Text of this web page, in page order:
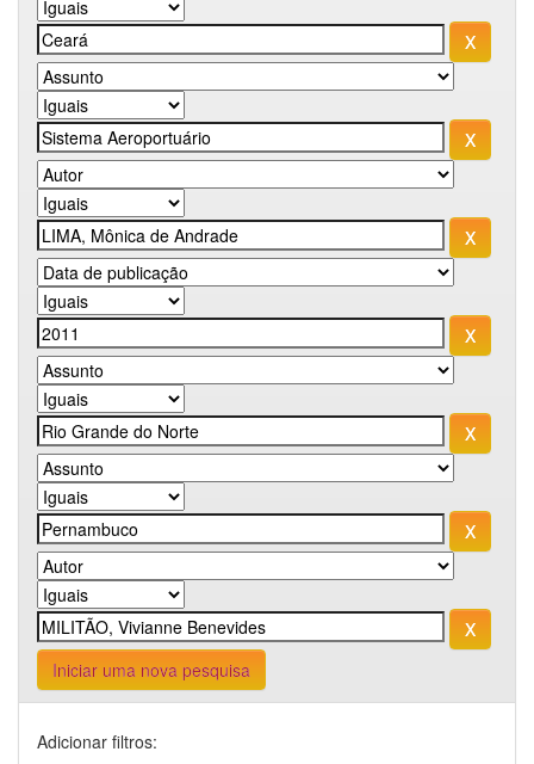
Iniciar uma nova pesquisa
Adicionar filtros: